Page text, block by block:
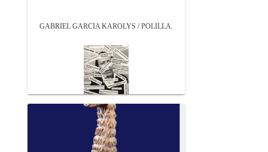
GABRIEL GARCÍA KAROLYS / POLILLA.